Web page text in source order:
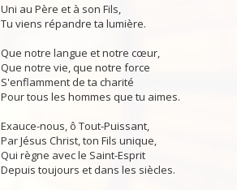
Uni au Père et à son Fils,
Tu viens répandre ta lumière.
Que notre langue et notre cœur,
Que notre vie, que notre force
S'enflamment de ta charité
Pour tous les hommes que tu aimes.
Exauce-nous, ô Tout-Puissant,
Par Jésus Christ, ton Fils unique,
Qui règne avec le Saint-Esprit
Depuis toujours et dans les siècles.